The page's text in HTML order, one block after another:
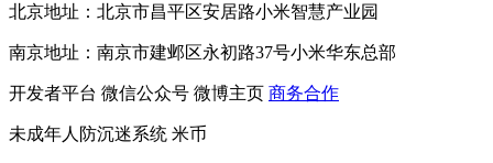
北京地址：北京市昌平区安居路小米智慧产业园
南京地址：南京市建邺区永初路37号小米华东总部
开发者平台 微信公众号 微博主页 商务合作
未成年人防沉迷系统 米币